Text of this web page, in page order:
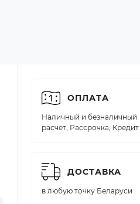
ОПЛАТА
Наличный и безналичный
расчет, Рассрочка, Кредит
ДОСТАВКА
в любую точку Беларуси